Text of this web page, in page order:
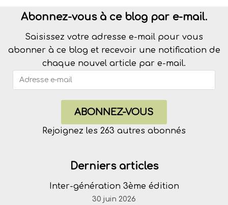
Abonnez-vous à ce blog par e-mail.
Saisissez votre adresse e-mail pour vous
abonner à ce blog et recevoir une notification de
chaque nouvel article par e-mail.
ABONNEZ-VOUS
Rejoignez les 263 autres abonnés
Derniers articles
Inter-génération 3ème édition
30 juin 2026